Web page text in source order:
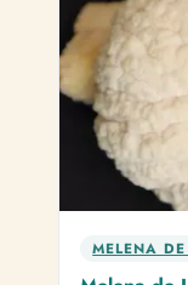
MELENA